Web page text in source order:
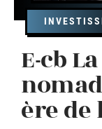
E-cb
ère de